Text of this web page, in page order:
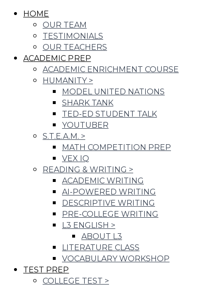
HOME
OUR TEAM
TESTIMONIALS
OUR TEACHERS
ACADEMIC PREP
ACADEMIC ENRICHMENT COURSE
HUMANITY >
MODEL UNITED NATIONS
SHARK TANK
TED-ED STUDENT TALK
YOUTUBER
S.T.E.A.M. >
MATH COMPETITION PREP
VEX IQ
READING & WRITING >
ACADEMIC WRITING
AI-POWERED WRITING
DESCRIPTIVE WRITING
PRE-COLLEGE WRITING
L3 ENGLISH >
ABOUT L3
LITERATURE CLASS
VOCABULARY WORKSHOP
TEST PREP
COLLEGE TEST >